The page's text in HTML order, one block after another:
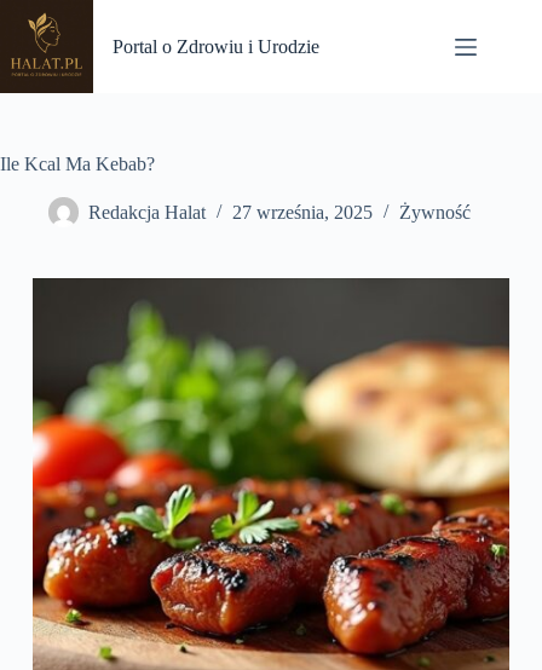
Przejdź
treści
Portal o Zdrowiu i Urodzie
Ile Kcal Ma Kebab?
Redakcja Halat 27 września, 2025 Żywność